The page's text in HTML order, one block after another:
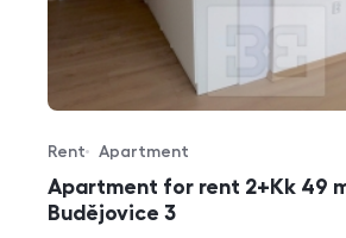
Apartment for rent 2+Kk 49
Budějovice 3
Offer type
Rent
Property type
Apartment